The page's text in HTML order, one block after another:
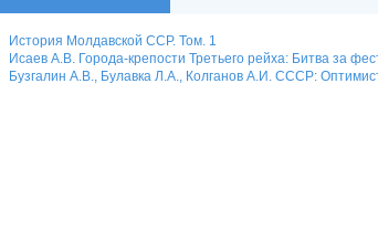
История Молдавской ССР. Том. 1
Исаев А.В. Города-крепости Третьего рейха: Битва за
Бузгалин А.В., Булавка Л.А., Колганов А.И. СССР: